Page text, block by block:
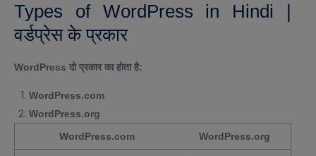
Types of WordPress in Hindi |
वर्डप्रेस के प्रकार
WordPress दो प्रकार का होता है:
WordPress.com
WordPress.org
WordPress.com
WordPress.org